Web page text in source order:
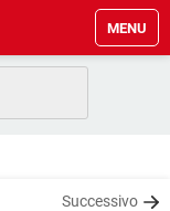
MENU
Successivo